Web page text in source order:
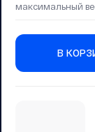
максимальный
В